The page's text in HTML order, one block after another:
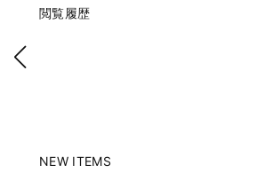
閲覧履歴
NEW ITEMS